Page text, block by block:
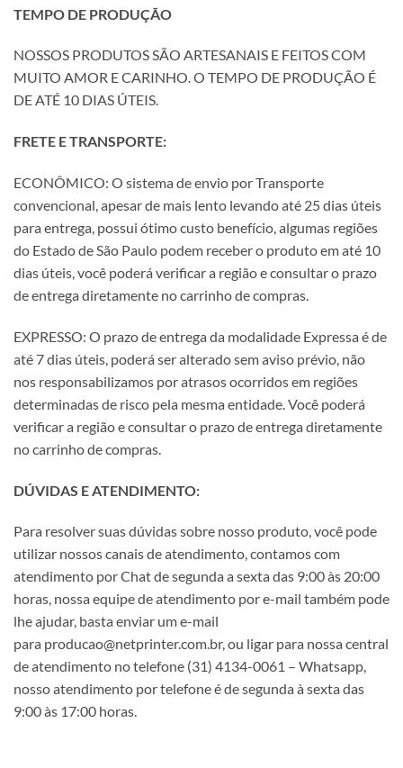
TEMPO DE PRODUÇÃO
NOSSOS PRODUTOS SÃO ARTESANAIS E FEITOS COM
MUITO AMOR E CARINHO. O TEMPO DE PRODUÇÃO É
DE ATÉ 10 DIAS ÚTEIS.
FRETE E TRANSPORTE:
ECONÔMICO: O sistema de envio por Transporte
convencional, apesar de mais lento levando até 25 dias úteis
para entrega, possui ótimo custo benefício, algumas regiões
do Estado de São Paulo podem receber o produto em até 10
dias úteis, você poderá verificar a região e consultar o prazo
de entrega diretamente no carrinho de compras.
EXPRESSO: O prazo de entrega da modalidade Expressa é de
até 7 dias úteis, poderá ser alterado sem aviso prévio, não
nos responsabilizamos por atrasos ocorridos em regiões
determinadas de risco pela mesma entidade. Você poderá
verificar a região e consultar o prazo de entrega diretamente
no carrinho de compras.
DÚVIDAS E ATENDIMENTO:
Para resolver suas dúvidas sobre nosso produto, você pode
utilizar nossos canais de atendimento, contamos com
atendimento por Chat de segunda a sexta das 9:00 às 20:00
horas, nossa equipe de atendimento por e-mail também pode
lhe ajudar, basta enviar um e-mail
para producao@netprinter.com.br, ou ligar para nossa central
de atendimento no telefone (31) 4134-0061 – Whatsapp,
nosso atendimento por telefone é de segunda à sexta das
9:00 às 17:00 horas.